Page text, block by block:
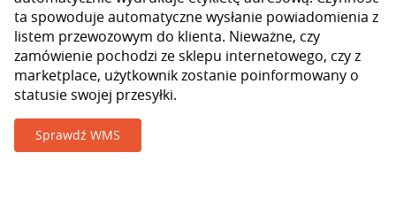
ta spowoduje automatyczne wysłanie powiadomienia z
listem przewozowym do klienta. Nieważne, czy
zamówienie pochodzi ze sklepu internetowego, czy z
marketplace, użytkownik zostanie poinformowany o
statusie swojej przesyłki.
Sprawdź WMS